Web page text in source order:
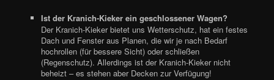
Ist der Kranich-Kieker ein geschlossener Wagen?
Der Kranich-Kieker bietet uns Wetterschutz, hat ein festes
Dach und Fenster aus Planen, die wir je nach Bedarf
hochrollen (für bessere Sicht) oder schließen
(Regenschutz). Allerdings ist der Kranich-Kieker nicht
beheizt – es stehen aber Decken zur Verfügung!